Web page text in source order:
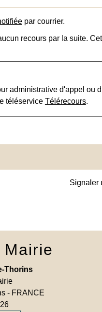
par courrier.
recours par la suite.
administrative d'appel ou
téléservice Télérecours.
Signaler
Mairie
Thorins
- FRANCE